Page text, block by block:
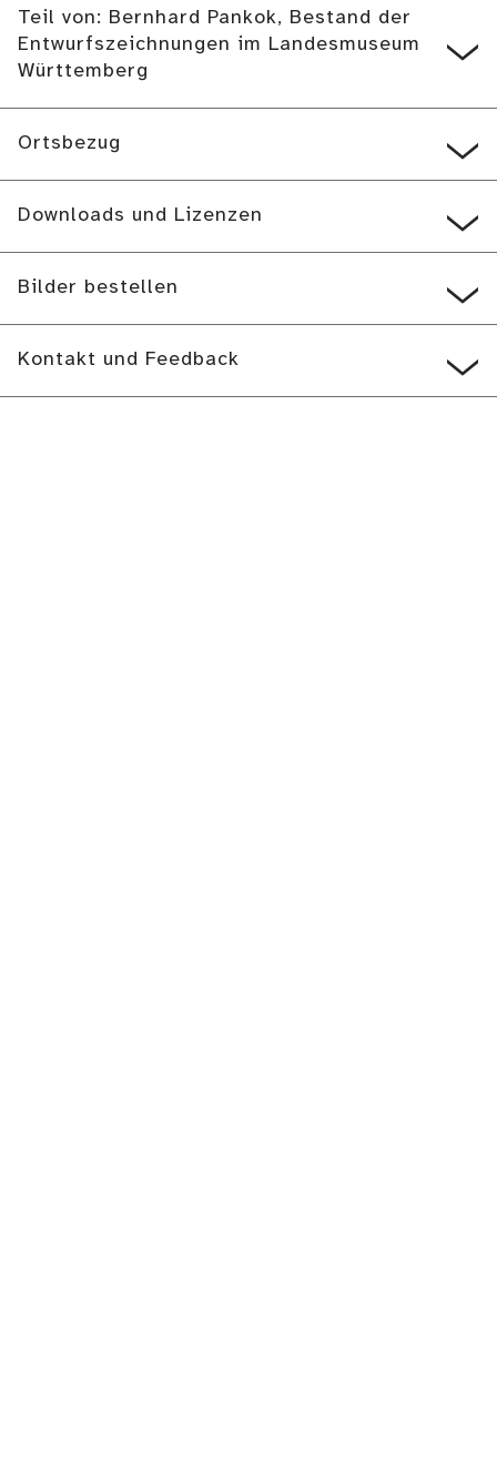
Teil von: Bernhard Pankok, Bestand der
Entwurfszeichnungen im Landesmuseum
Württemberg
Ortsbezug
Downloads und Lizenzen
Bilder bestellen
Kontakt und Feedback